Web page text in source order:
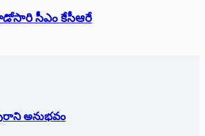
సీఎం కేసీఆరే
అనుభ‌వం